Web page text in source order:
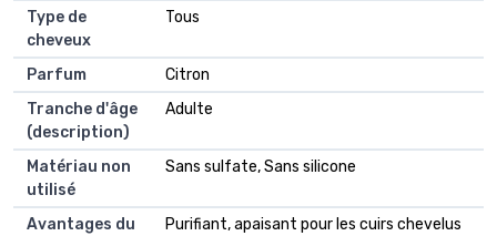
Type de
cheveux
Tous
Parfum
Citron
Tranche d'âge
(description)
Adulte
Matériau non
utilisé
Sans sulfate, Sans silicone
Avantages du
Purifiant, apaisant pour les cuirs chevelus